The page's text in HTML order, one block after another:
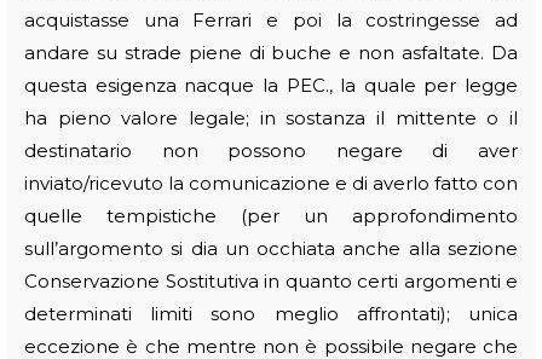
acquistasse una Ferrari e poi la costringesse ad
andare su strade piene di buche e non asfaltate. Da
questa esigenza nacque la PEC., la quale per legge
ha pieno valore legale; in sostanza il mittente o il
destinatario non possono negare di aver
inviato/ricevuto la comunicazione e di averlo fatto con
quelle tempistiche (per un approfondimento
sull’argomento si dia un occhiata anche alla sezione
Conservazione Sostitutiva in quanto certi argomenti e
determinati limiti sono meglio affrontati); unica
eccezione è che mentre non è possibile negare che